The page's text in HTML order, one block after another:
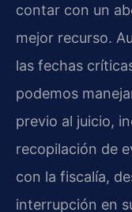
contar con un
mejor recurso.
las fechas
podemos
previo al juicio,
recopilación de
con la fiscalía,
interrupción en